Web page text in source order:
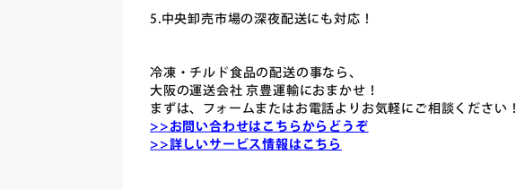
5.中央卸売市場の深夜配送にも対応！
冷凍・チルド食品の配送の事なら、
大阪の運送会社 京豊運輸におまかせ！
まずは、フォームまたはお電話よりお気軽にご相談ください！
>>お問い合わせはこちらからどうぞ
>>詳しいサービス情報はこちら